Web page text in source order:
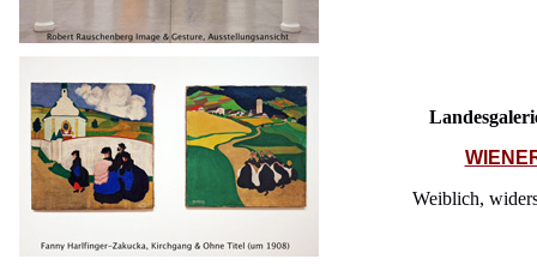
Weiblich,